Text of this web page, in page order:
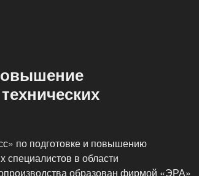
по подготовке и повышению
специалистов в области
образован фирмой «ЭРА»